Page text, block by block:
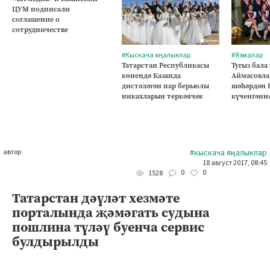
ЦУМ подписали
соглашение о
сотрудничестве
#Кыскача яңалыклар
Татарстан Республикасы
көнендә Казанда
дистәләгән пар берьюлы
никахларын теркәячәк
#Язмалар
Тугыз бала
шәһәрдән
автор #кыскача яңалыклар
18 август 2017, 08:45
1528
0 0
Татарстан дәүләт хезмәте
порталында җәмәгать судына
пошлина түләү буенча сервис
булдырылды